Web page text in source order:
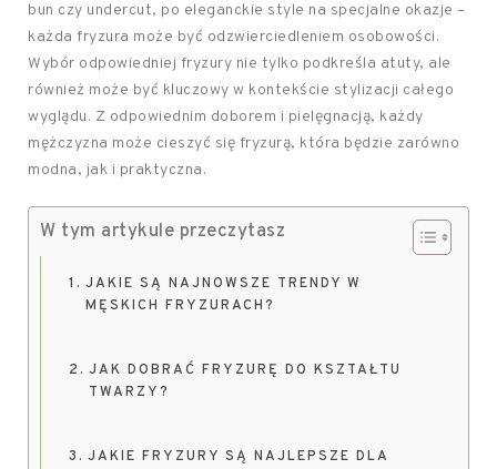
bun czy undercut, po eleganckie style na specjalne okazje –
każda fryzura może być odzwierciedleniem osobowości.
Wybór odpowiedniej fryzury nie tylko podkreśla atuty, ale
również może być kluczowy w kontekście stylizacji całego
wyglądu. Z odpowiednim doborem i pielęgnacją, każdy
mężczyzna może cieszyć się fryzurą, która będzie zarówno
modna, jak i praktyczna.
W tym artykule przeczytasz
JAKIE SĄ NAJNOWSZE TRENDY W
MĘSKICH FRYZURACH?
JAK DOBRAĆ FRYZURĘ DO KSZTAŁTU
TWARZY?
JAKIE FRYZURY SĄ NAJLEPSZE DLA